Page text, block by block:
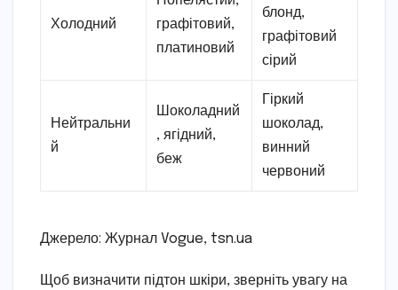
Холодний
графітовий,
платиновий
блонд,
графітовий
сірий
Нейтральни
й
Шоколадний
, ягідний,
беж
Гіркий
шоколад,
винний
червоний
Джерело: Журнал Vogue, tsn.ua
Щоб визначити підтон шкіри, зверніть увагу на